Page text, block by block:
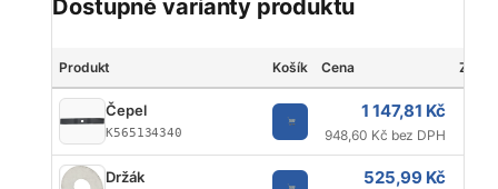
Dostupné varianty produktu
Produkt Košík Cena
Čepel
K565134340
1 147,81 Kč
948,60 Kč bez DPH
Držák 525,99 Kč